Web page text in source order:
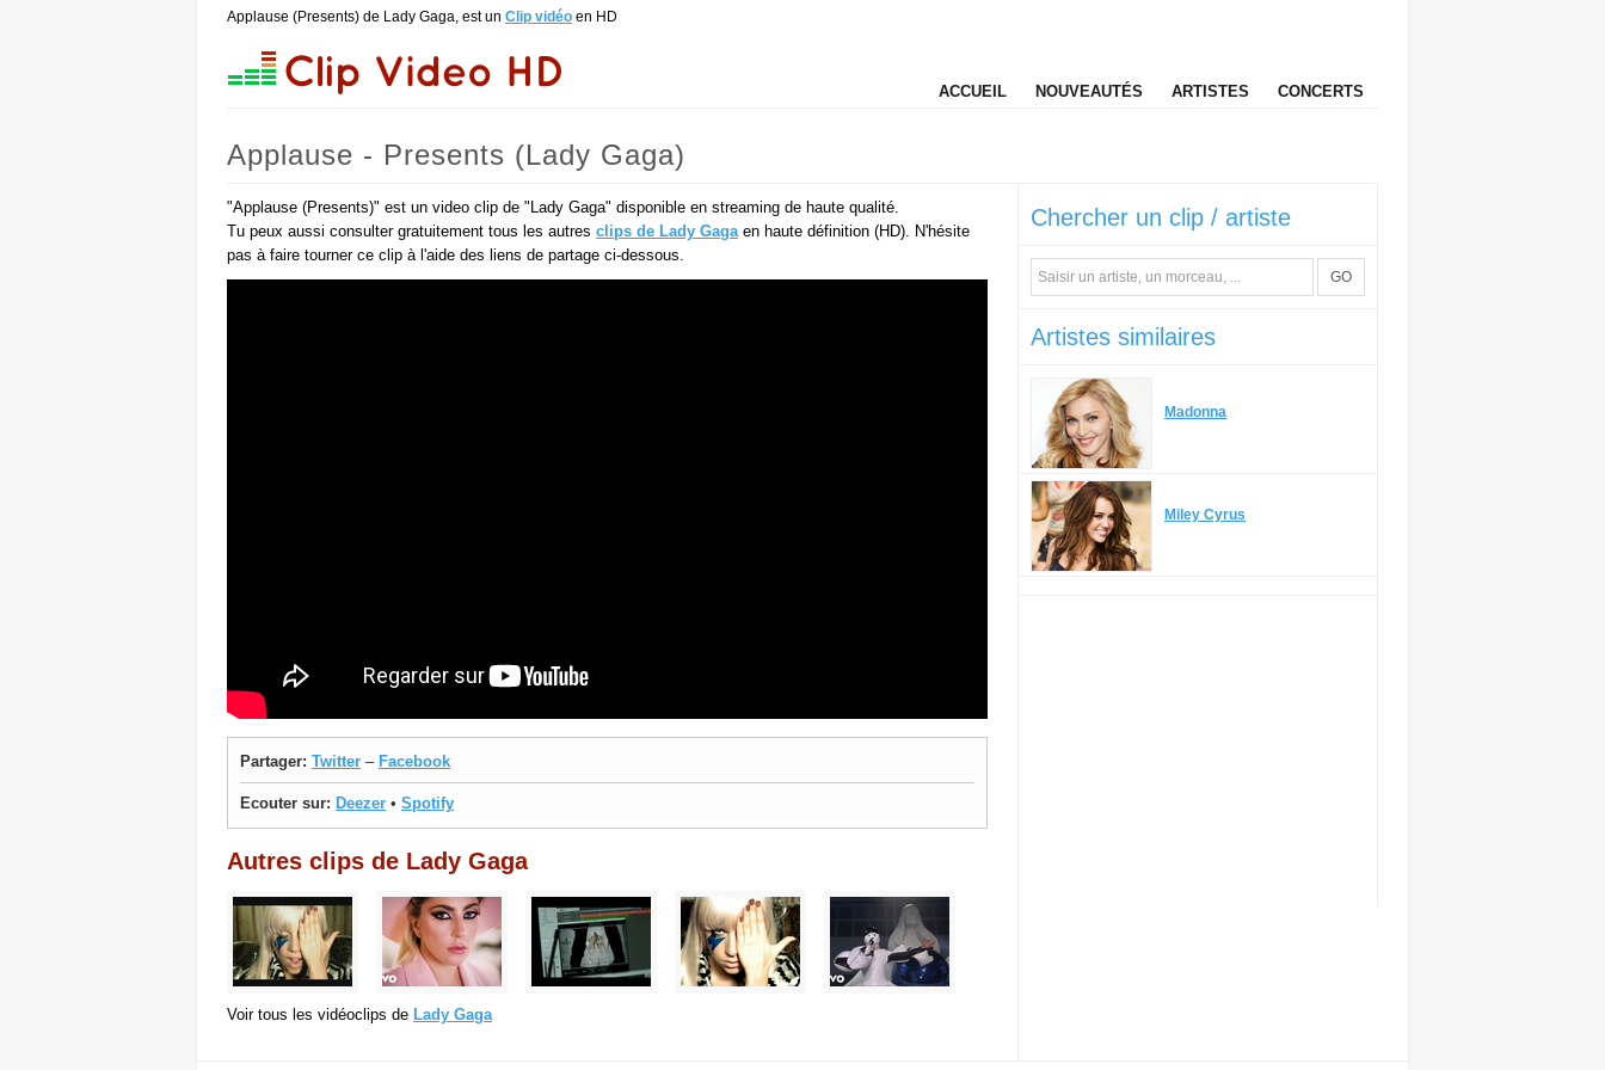
Applause (Presents) de Lady Gaga, est un Clip vidéo en HD
ACCUEIL NOUVEAUTÉS ARTISTES CONCERTS
Applause - Presents (Lady Gaga)
"Applause (Presents)" est un video clip de "Lady Gaga" disponible en streaming de haute qualité.
Tu peux aussi consulter gratuitement tous les autres clips de Lady Gagaen haute définition (HD). N'hésite
pas à faire tourner ce clip à l'aide des liens de partage ci-dessous.
Partager: Twitter – Facebook
Ecouter sur: Deezer • Spotify
Autres clips de Lady Gaga
Voir tous les vidéoclips de Lady Gaga
Chercher un clip / artiste
GO
Artistes similaires
Madonna
Miley Cyrus